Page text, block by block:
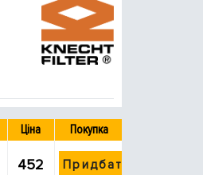
Ціна Покупка
452 Придбати